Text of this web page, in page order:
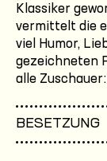
Klassiker
vermittelt die
viel Humor,
gezeichneten
alle
BESETZUNG